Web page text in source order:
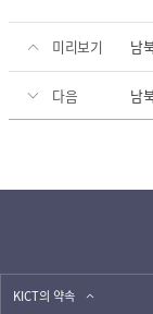
연
화
작
윤
부
윤
미리보기 남
다음 남
KICT의 약속